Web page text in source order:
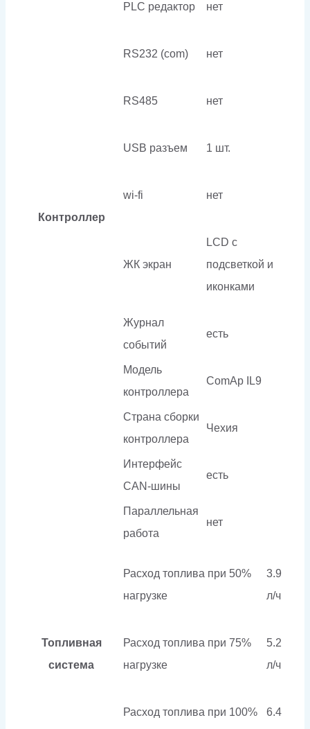
Контроллер
PLC редактор нет
RS232 (com) нет
RS485 нет
USB разъем 1 шт.
wi-fi нет
ЖК экран
LCD с
подсветкой и
иконками
Журнал
событий
есть
Модель
контроллера
ComAp IL9
Страна сборки
контроллера
Чехия
Интерфейс
CAN-шины
есть
Параллельная
работа
нет
Топливная
система
Расход топлива при 50%
нагрузке
3.9
л/ч
Расход топлива при 75%
нагрузке
5.2
л/ч
Расход топлива при 100%
6.4